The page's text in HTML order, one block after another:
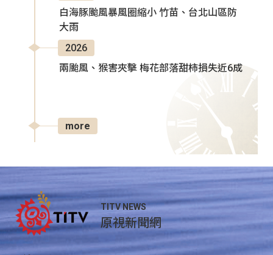
白海豚颱風暴風圈縮小 竹苗、台北山區防
大雨
2026
兩颱風、猴害夾擊 梅花部落甜柿損失近6成
more
TITV NEWS
原視新聞網